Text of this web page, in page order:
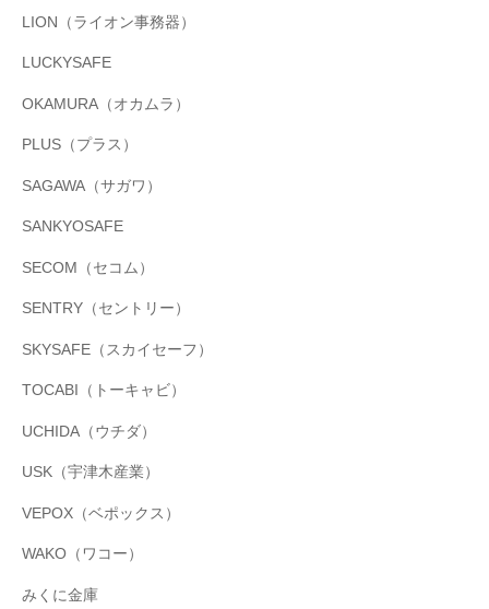
LION（ライオン事務器）
LUCKYSAFE
OKAMURA（オカムラ）
PLUS（プラス）
SAGAWA（サガワ）
SANKYOSAFE
SECOM（セコム）
SENTRY（セントリー）
SKYSAFE（スカイセーフ）
TOCABI（トーキャビ）
UCHIDA（ウチダ）
USK（宇津木産業）
VEPOX（ベポックス）
WAKO（ワコー）
みくに金庫